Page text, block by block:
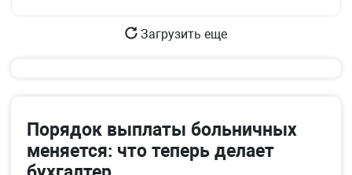
Загрузить еще
Порядок выплаты больничных
меняется: что теперь делает